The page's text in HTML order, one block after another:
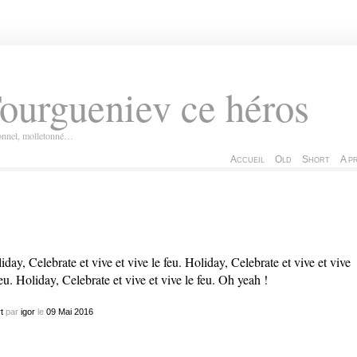
ce héros
molletonné…
Accueil Old Short A
Celebrate et vive et vive le feu. Holiday, Celebrate et vive et vive
Holiday, Celebrate et vive et vive le feu. Oh yeah !
par igorle 09 Mai 2016